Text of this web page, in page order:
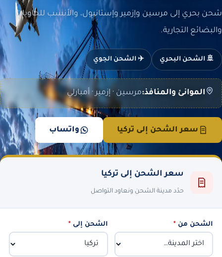
شحن بحري إلى مرسين وإزمير وإستانبول، والأنسب للحاويات
والبضائع التجارية.
🚢 الشحن البحري ✈️ الشحن الجوي
الموانئ والمنافذ:مرسين · إزمير · أمبارلي
سعر الشحن إلى تركيا واتساب
سعر الشحن إلى تركيا
حدّد مدينة الشحن ونعاود التواصل
الشحن من * الشحن إلى*